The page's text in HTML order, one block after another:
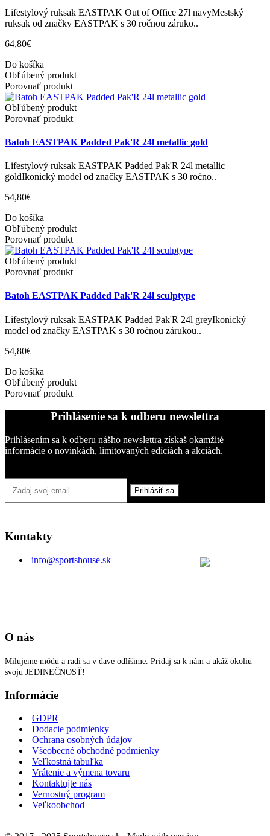
Lifestylový ruksak EASTPAK Out of Office 27l navyMestský
ruksak od značky EASTPAK s 30 ročnou záruko..
64,80€
Do košíka
Obľúbený produkt
Porovnať produkt
Obľúbený produkt
Porovnať produkt
Batoh EASTPAK Padded Pak'R 24l metallic gold
Lifestylový ruksak EASTPAK Padded Pak'R 24l metallic
goldIkonický model od značky EASTPAK s 30 ročno..
54,80€
Do košíka
Obľúbený produkt
Porovnať produkt
Obľúbený produkt
Porovnať produkt
Batoh EASTPAK Padded Pak'R 24l sculptype
Lifestylový ruksak EASTPAK Padded Pak'R 24l greyIkonický
model od značky EASTPAK s 30 ročnou zárukou..
54,80€
Do košíka
Obľúbený produkt
Porovnať produkt
Prihlásenie sa k odberu newslettra
Prihlásením sa k odberu nášho newslettra získaš okamžité
informácie o novinkách, limitovaných edíciách a akciách.
Prihlásiť sa
Kontakty
info@sportshouse.sk
O nás
Milujeme módu a radi sa v dave odlíšime. Pridaj sa k nám a ukáž okoliu
svoju JEDINEČNOSŤ!
Informácie
GDPR
Dodacie podmienky
Ochrana osobných údajov
Všeobecné obchodné podmienky
Veľkostná tabuľka
Vrátenie a výmena tovaru
Kontaktujte nás
Vernostný program
Veľkoobchod